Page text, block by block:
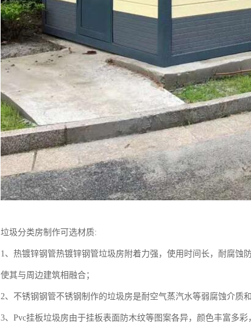
垃圾分类房制作可选材质:
1、热镀锌钢管热镀锌钢管垃圾房附着力强，使用时间长，耐腐蚀
使其与周边建筑相融合；
2、不锈钢钢管不锈钢制作的垃圾房是耐空气蒸汽水等弱腐蚀介质
3、Pvc挂板垃圾房由于挂板表面防木纹等图案各异，颜色丰富多